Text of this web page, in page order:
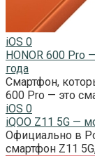
iOS 0
HONOR 600 Pro
года
Смартфон,
600 Pro — это
iOS 0
iQOO Z11 5G —
Официально в
смартфон Z11